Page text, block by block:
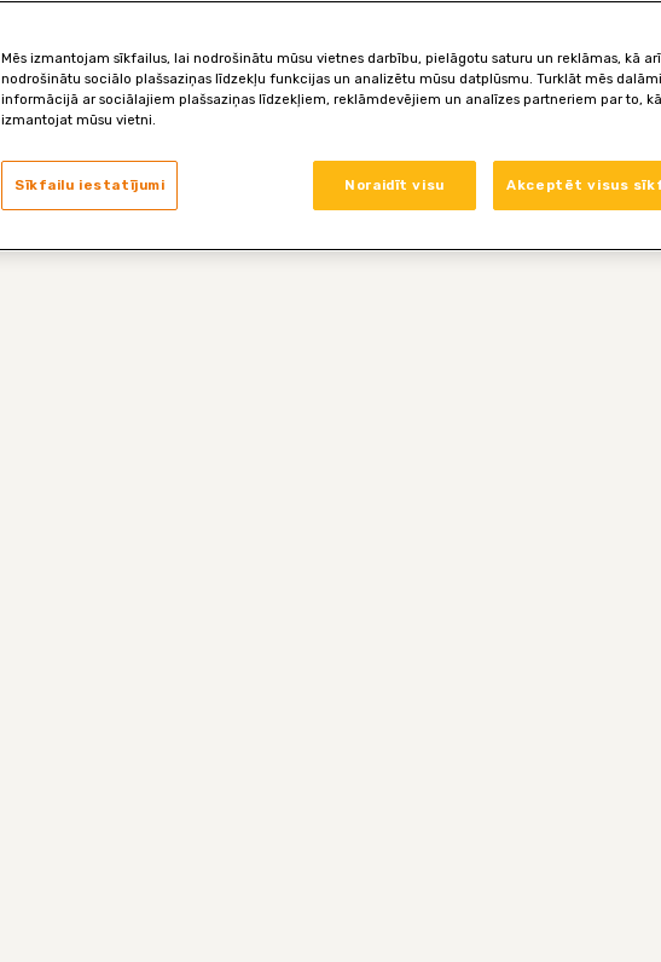
Mēs izmantojam sīkfailus, lai nodrošinātu mūsu vietnes darbību, pielāgotu saturu un reklāmas, kā arī
nodrošinātu sociālo plašsaziņas līdzekļu funkcijas un analizētu mūsu datplūsmu. Turklāt mēs
informācijā ar sociālajiem plašsaziņas līdzekļiem, reklāmdevējiem un analīzes partneriem par to,
izmantojat mūsu vietni.
Sīkfailu iestatījumi Noraidīt visu Akceptēt visus